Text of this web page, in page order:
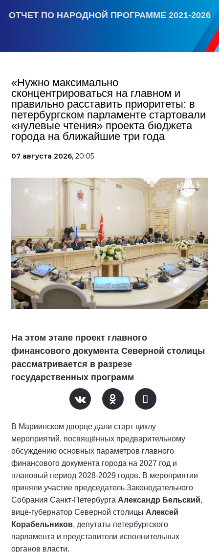
ОТЧЕТ ПО НАРОДНОЙ ПРОГРАММЕ 2021-2026
«Нужно максимально
сконцентрироваться на главном и
правильно расставить приоритеты: в
петербургском парламенте стартовали
«нулевые чтения» проекта бюджета
города на ближайшие три года
07 августа 2026, 20:05
На этом этапе проект главного
финансового документа Северной столицы
рассматривается в разрезе
государственных программ
В Мариинском дворце дали старт циклу
мероприятий, посвящённых предварительному
обсуждению основных параметров главного
финансового документа города на 2027 год и
плановый период 2028-2029 годов. В мероприятии
приняли участие председатель Законодательного
Собрания Санкт-Петербурга Александр Бельский,
вице-губернатор Северной столицы Алексей
Корабельников, депутаты петербургского
парламента и представители исполнительных
органов власти.